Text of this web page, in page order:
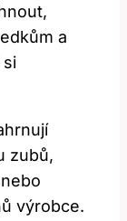
a‍
⁤si
zubů,
výrobce.